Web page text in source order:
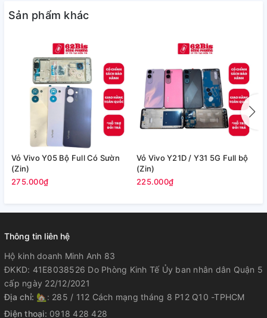
Sản phẩm khác
Vỏ Vivo Y05 Bộ Full Có Sườn
(Zin)
275.000₫
Vỏ Vivo Y21D / Y31 5G Full bộ
(Zin)
225.000₫
Thông tin liên hệ
Hộ kinh doanh Minh Anh 83
ĐKKD: 41E8038526 Do Phòng Kinh Tế Ủy ban nhân dân Quận 5
cấp ngày 22/12/2021
Địa chỉ: 🏡: 285 / 112 Cách mạng tháng 8 P12 Q10 -TPHCM
Điện thoại: 0918 428 428